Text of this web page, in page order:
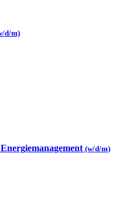
d/m)
(w/d/m)